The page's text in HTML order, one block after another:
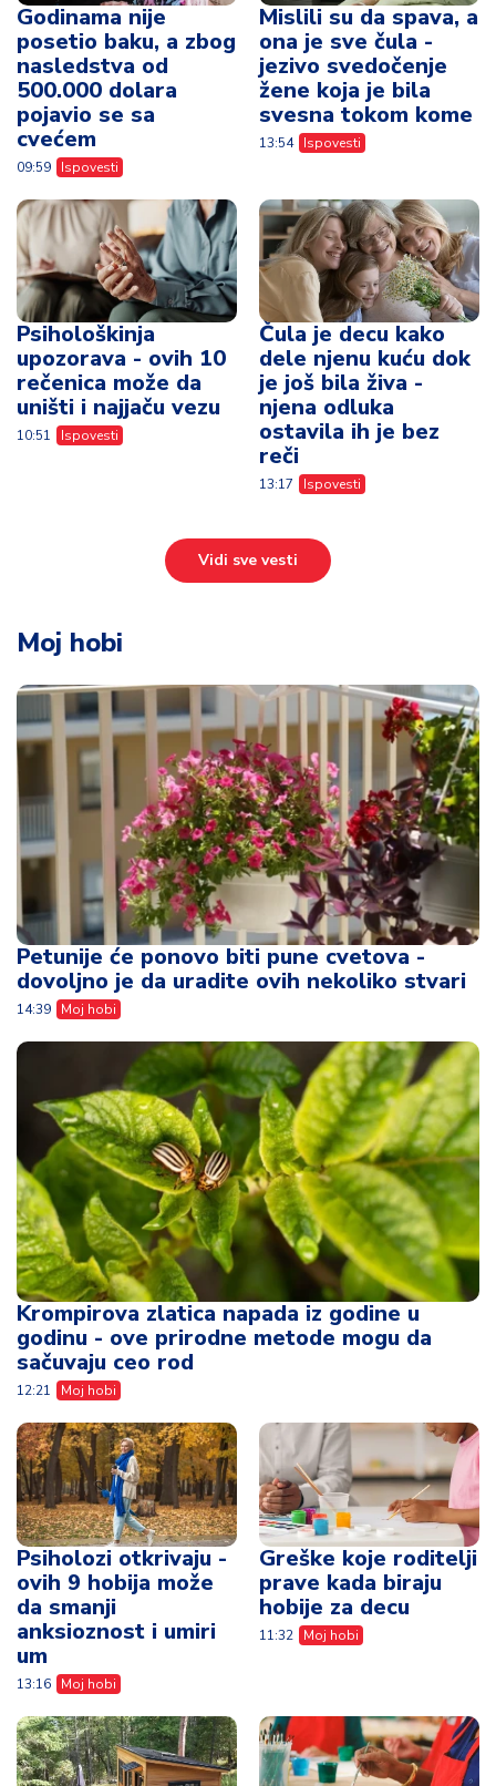
Godinama nije
posetio baku, a zbog
nasledstva od
500.000 dolara
pojavio se sa
cvećem
09:59 Ispovesti
Mislili su da spava, a
ona je sve čula -
jezivo svedočenje
žene koja je bila
svesna tokom kome
13:54 Ispovesti
Psihološkinja
upozorava - ovih 10
rečenica može da
uništi i najjaču vezu
10:51 Ispovesti
Čula je decu kako
dele njenu kuću dok
je još bila živa -
njena odluka
ostavila ih je bez
reči
13:17 Ispovesti
Vidi sve vesti
Moj hobi
Petunije će ponovo biti pune cvetova -
dovoljno je da uradite ovih nekoliko stvari
14:39 Moj hobi
Krompirova zlatica napada iz godine u
godinu - ove prirodne metode mogu da
sačuvaju ceo rod
12:21 Moj hobi
Psiholozi otkrivaju -
ovih 9 hobija može
da smanji
anksioznost i umiri
um
13:16 Moj hobi
Greške koje roditelji
prave kada biraju
hobije za decu
11:32 Moj hobi